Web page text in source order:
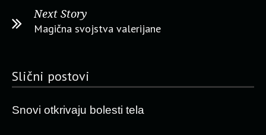
Next Story
Magična svojstva valerijane
Slični postovi
Snovi otkrivaju bolesti tela